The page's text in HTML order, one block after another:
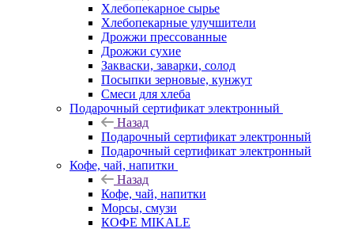
Хлебопекарное сырье
Хлебопекарные улучшители
Дрожжи прессованные
Дрожжи сухие
Закваски, заварки, солод
Посыпки зерновые, кунжут
Смеси для хлеба
Подарочный сертификат электронный
Назад
Подарочный сертификат электронный
Подарочный сертификат электронный
Кофе, чай, напитки
Назад
Кофе, чай, напитки
Морсы, смузи
КОФЕ MIKALE